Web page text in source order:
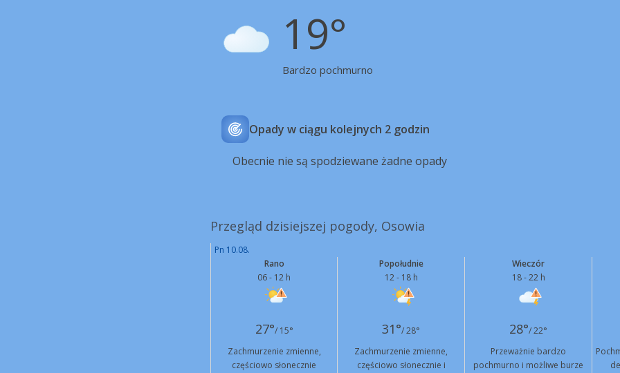
19°
Bardzo pochmurno
Opady w ciągu kolejnych 2 godzin
Obecnie nie są spodziewane żadne opady
Przegląd dzisiejszej pogody, Osowia
Pn 10.08.
Rano
06 - 12 h
Popołudnie
12 - 18 h
Wieczór
18 - 22 h
27°/ 15° 31°/ 28° 28°/ 22°
Zachmurzenie zmienne,
częściowo słonecznie
Zachmurzenie zmienne,
częściowo słonecznie i
Przeważnie bardzo
pochmurno i możliwe burze